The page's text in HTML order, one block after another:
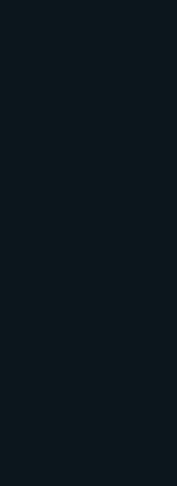
andere Schäden
Schäden könnten auch durch
R (Fahren gegen die
Hindernisse im Fluss
Abladetiefe des Schiffes
nicht
vom Schiffsführer gewählten
von 13 cm verblieben.
er jedoch ein Flo9ttwasser von
angebliche Grundberührung
ordnungsgemäß gemeldet.
Gefährlichkeit der Strecke hätte
die nach Sperrung der
verbleibende Stelle mehr als
auf Hindernisse zu
Sorgfalt hätte die Beklagte -
1997 - das
in der Fahrrinne
kennzeichnen
durch ein Hindernis aus
Fahrrinne - nicht am
beschädigt worden, Diese
mit dem Stahlboden des
ihrer Lage verändert worden
Kursänderung geführt haben,
Schadensbildes.
Flottwasser mittschiffs von 22
für die Stelle, an der sich die
gewesen.
hatte Erfolg.